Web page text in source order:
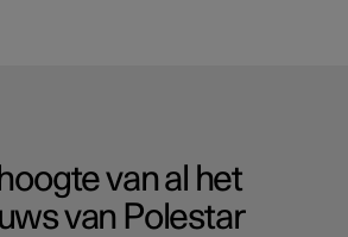
van al het
van Polestar